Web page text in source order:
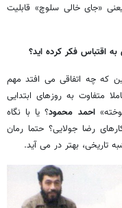
«جای خالی سلوچ» قابلیت
اقتباس فکر کرده اید؟
که چه اتفاقی می افتد مهم
متفاوت به روزهای ابتدایی
احمد محمود؟ یا با نگاه
رضا جولایی؟ حتما رمان
تاریخی، بهتر در می آید.